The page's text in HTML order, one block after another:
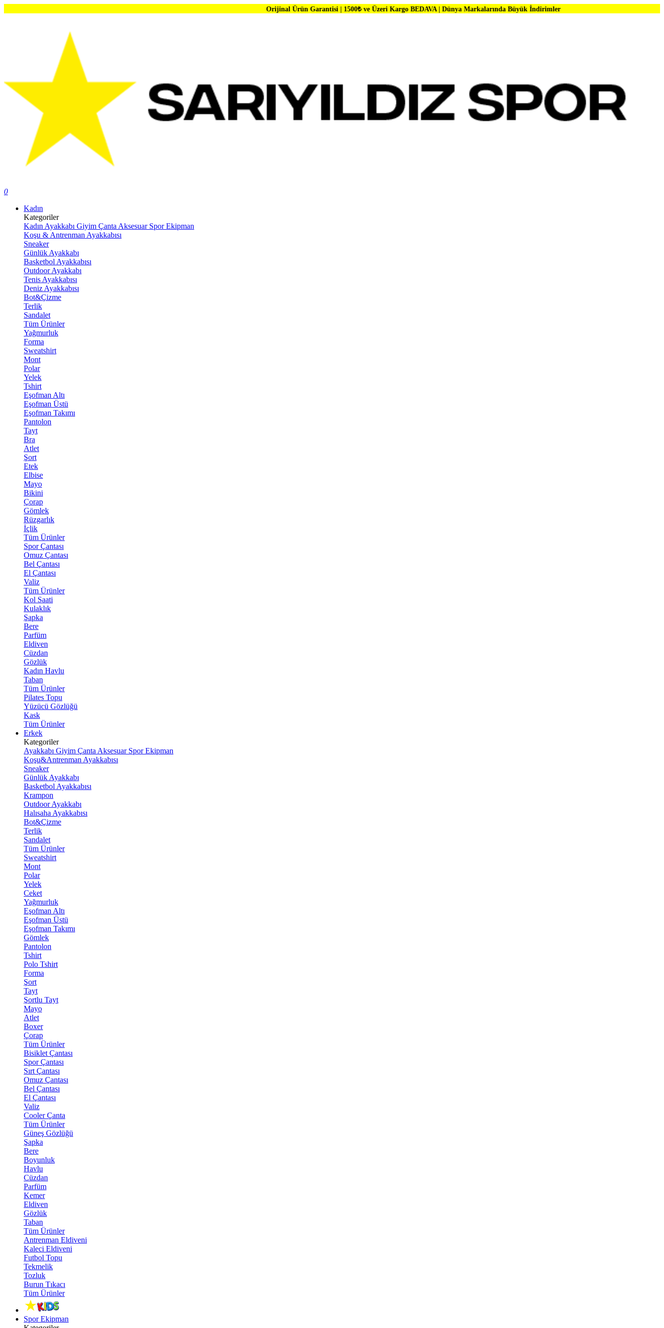
Orijinal Ürün Garantisi | 1500₺ ve Üzeri Kargo BEDAVA | Dünya Markalarında Büyük İndirimler
0
Kadın
Kategoriler
Kadın Ayakkabı Giyim Çanta Aksesuar Spor Ekipman
Koşu & Antrenman Ayakkabısı
Sneaker
Günlük Ayakkabı
Basketbol Ayakkabısı
Outdoor Ayakkabı
Tenis Ayakkabısı
Deniz Ayakkabısı
Bot&Çizme
Terlik
Sandalet
Tüm Ürünler
Yağmurluk
Forma
Sweatshirt
Mont
Polar
Yelek
Tshirt
Eşofman Altı
Eşofman Üstü
Eşofman Takımı
Pantolon
Tayt
Bra
Atlet
Şort
Etek
Elbise
Mayo
Bikini
Çorap
Gömlek
Rüzgarlık
İçlik
Tüm Ürünler
Spor Çantası
Omuz Çantası
Bel Çantası
El Çantası
Valiz
Tüm Ürünler
Kol Saati
Kulaklık
Şapka
Bere
Parfüm
Eldiven
Cüzdan
Gözlük
Kadın Havlu
Taban
Tüm Ürünler
Pilates Topu
Yüzücü Gözlüğü
Kask
Tüm Ürünler
Erkek
Kategoriler
Ayakkabı Giyim Çanta Aksesuar Spor Ekipman
Koşu&Antrenman Ayakkabısı
Sneaker
Günlük Ayakkabı
Basketbol Ayakkabısı
Krampon
Outdoor Ayakkabı
Halısaha Ayakkabısı
Bot&Çizme
Terlik
Sandalet
Tüm Ürünler
Sweatshirt
Mont
Polar
Yelek
Ceket
Yağmurluk
Eşofman Altı
Eşofman Üstü
Eşofman Takımı
Gömlek
Pantolon
Tshirt
Polo Tshirt
Forma
Şort
Tayt
Şortlu Tayt
Mayo
Atlet
Boxer
Çorap
Tüm Ürünler
Bisiklet Çantası
Spor Çantası
Sırt Çantası
Omuz Çantası
Bel Çantası
El Çantası
Valiz
Cooler Çanta
Tüm Ürünler
Güneş Gözlüğü
Şapka
Bere
Boyunluk
Havlu
Cüzdan
Parfüm
Kemer
Eldiven
Gözlük
Taban
Tüm Ürünler
Antrenman Eldiveni
Kaleci Eldiveni
Futbol Topu
Tekmelik
Tozluk
Burun Tıkacı
Tüm Ürünler
Spor Ekipman